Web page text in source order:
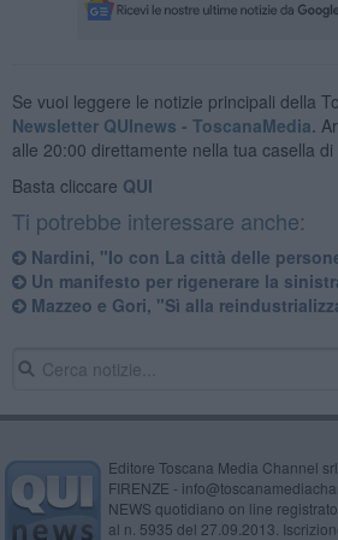
Se vuoi leggere le notizie principali della
Newsletter QUInews - ToscanaMedia.
alle 20:00 direttamente nella tua casella di
Basta cliccare QUI
Ti potrebbe interessare anche:
Nardini, "Io con La città delle
Un manifesto per rigenerare la
Mazzeo e Gori, "Sì alla
Editore Toscana Media Channel
FIRENZE -
NEWS quotidiano on line
al n. 5935 del 27.09.2013.